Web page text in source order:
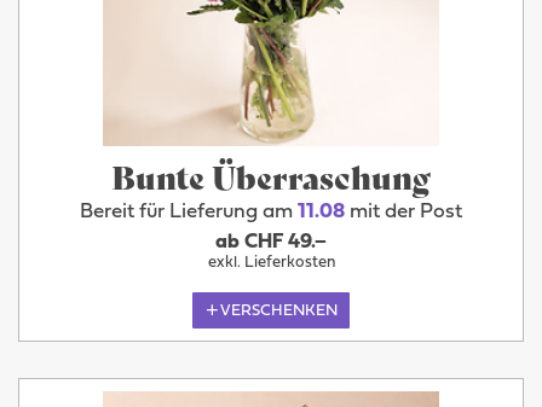
Bunte Überraschung
Bereit für Lieferung am 11.08 mit der Post
ab CHF 49.–
exkl. Lieferkosten
VERSCHENKEN